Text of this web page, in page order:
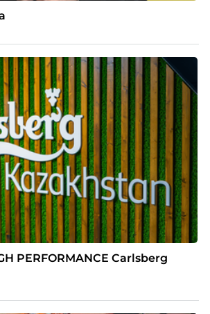
PERFORMANCE Carlsberg